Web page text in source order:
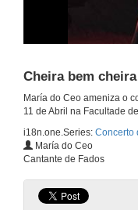
Cheira bem
María do Ceo ameniza o
11 de Abril na Facultade
i18n.one.Series: Concerto
María do Ceo
Cantante de Fados